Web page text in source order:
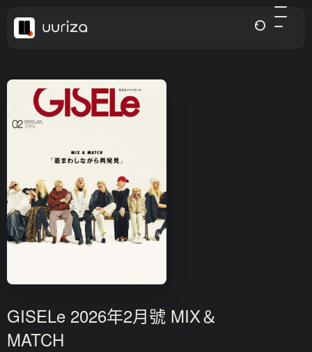
GISELe 2026年2月號 MIX＆
MATCH